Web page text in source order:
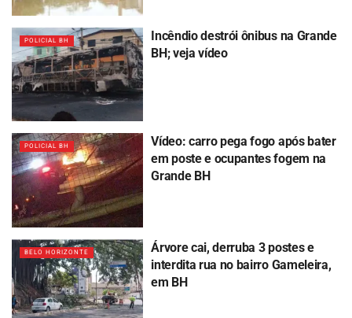
POLICIAL BH
Incêndio destrói ônibus na Grande
BH; veja vídeo
POLICIAL BH
Vídeo: carro pega fogo após bater
em poste e ocupantes fogem na
Grande BH
BELO HORIZONTE
Árvore cai, derruba 3 postes e
interdita rua no bairro Gameleira,
em BH